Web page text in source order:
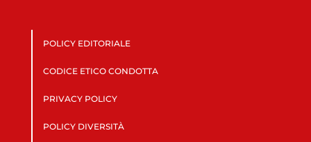
POLICY EDITORIALE
CODICE ETICO CONDOTTA
PRIVACY POLICY
POLICY DIVERSITÀ